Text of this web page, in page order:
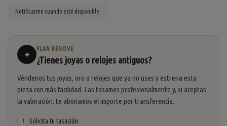
✦
PLAN RENOVE
¿Tienes joyas o relojes antiguos?
Véndenos tus joyas, oro o relojes que ya no uses y estrena esta
pieza con más facilidad. Las tasamos profesionalmente y, si aceptas
la valoración, te abonamos el importe por transferencia.
1 Solicita tu tasación